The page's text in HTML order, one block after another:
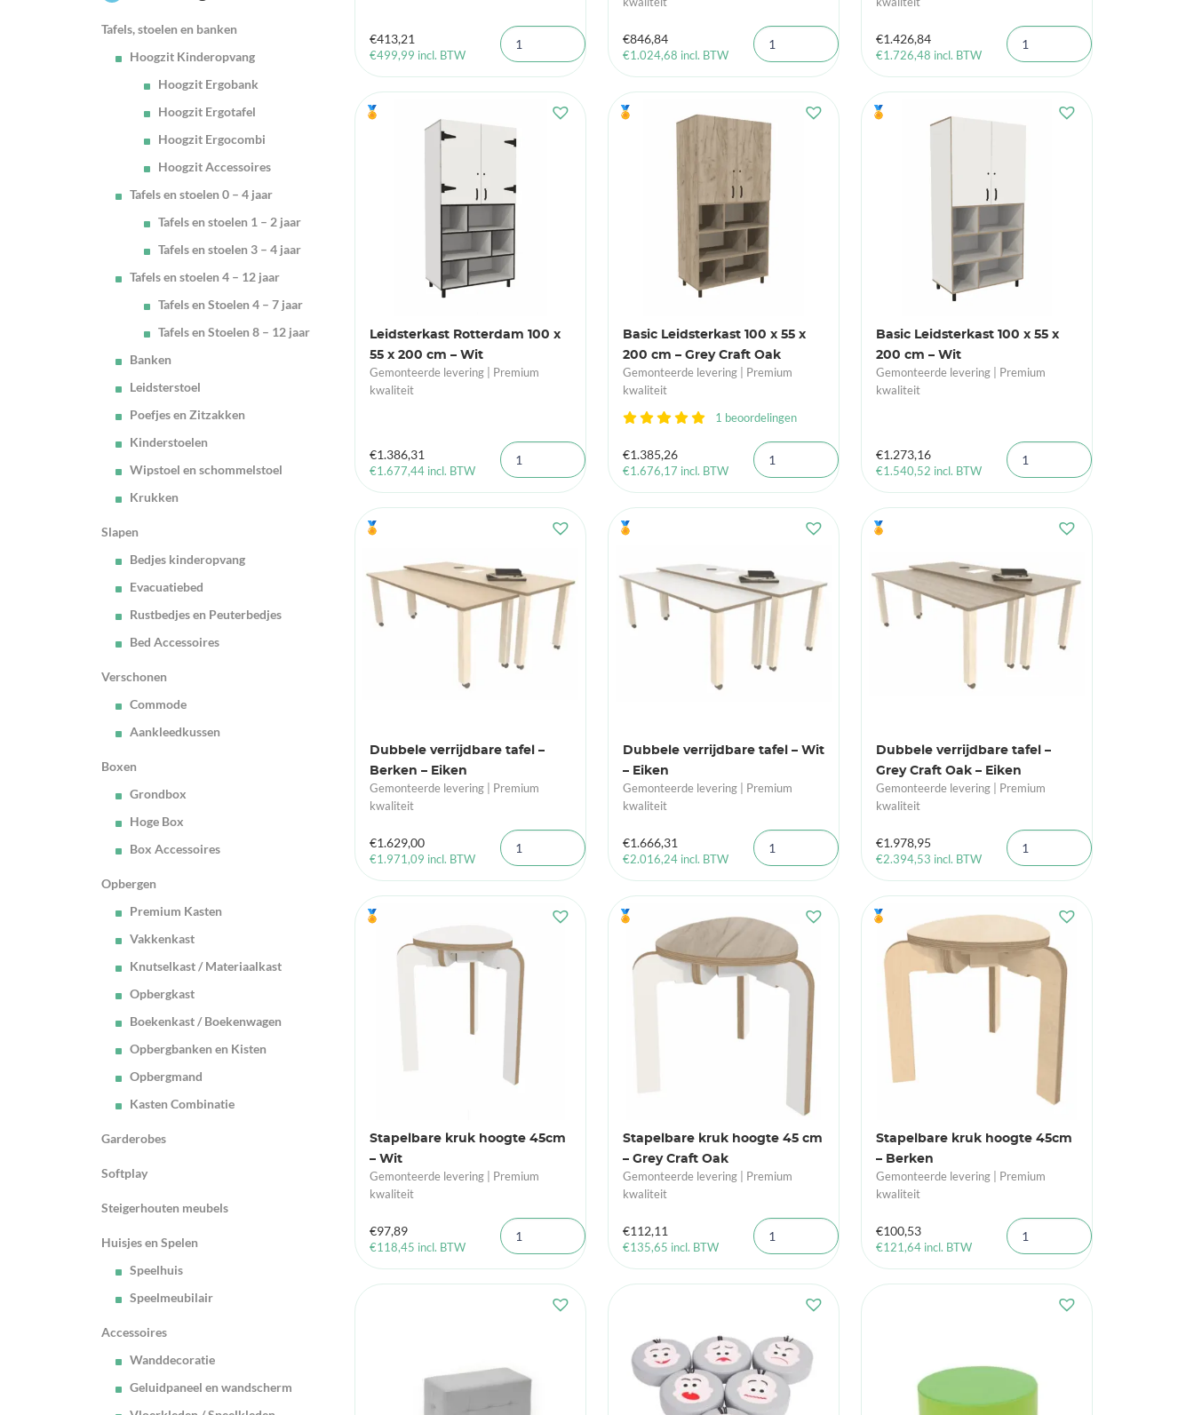
Tafels, stoelen en banken
Hoogzit Kinderopvang
Hoogzit Ergobank
Hoogzit Ergotafel
Hoogzit Ergocombi
Hoogzit Accessoires
Tafels en stoelen 0 – 4 jaar
Tafels en stoelen 1 – 2 jaar
Tafels en stoelen 3 – 4 jaar
Tafels en stoelen 4 – 12 jaar
Tafels en Stoelen 4 – 7 jaar
Tafels en Stoelen 8 – 12 jaar
Banken
Leidsterstoel
Poefjes en Zitzakken
Kinderstoelen
Wipstoel en schommelstoel
Krukken
Slapen
Bedjes kinderopvang
Evacuatiebed
Rustbedjes en Peuterbedjes
Bed Accessoires
Verschonen
Commode
Aankleedkussen
Boxen
Grondbox
Hoge Box
Box Accessoires
Opbergen
Premium Kasten
Vakkenkast
Knutselkast / Materiaalkast
Opbergkast
Boekenkast / Boekenwagen
Opbergbanken en Kisten
Opbergmand
Kasten Combinatie
Garderobes
Softplay
Steigerhouten meubels
Huisjes en Spelen
Speelhuis
Speelmeubilair
Accessoires
Wanddecoratie
Geluidpaneel en wandscherm
€413,21
€499,99 incl. BTW
€846,84
€1.024,68 incl. BTW
€1.426,84
€1.726,48 incl. BTW
🏅
Leidsterkast Rotterdam 100 x
55 x 200 cm – Wit
Gemonteerde levering | Premium
kwaliteit
€1.386,31
€1.677,44 incl. BTW
🏅
Basic Leidsterkast 100 x 55 x
200 cm – Grey Craft Oak
Gemonteerde levering | Premium
kwaliteit
1 beoordelingen
€1.385,26
€1.676,17 incl. BTW
🏅
Basic Leidsterkast 100 x 55 x
200 cm – Wit
Gemonteerde levering | Premium
kwaliteit
€1.273,16
€1.540,52 incl. BTW
🏅
Dubbele verrijdbare tafel –
Berken – Eiken
Gemonteerde levering | Premium
kwaliteit
€1.629,00
€1.971,09 incl. BTW
🏅
Dubbele verrijdbare tafel – Wit
– Eiken
Gemonteerde levering | Premium
kwaliteit
€1.666,31
€2.016,24 incl. BTW
🏅
Dubbele verrijdbare tafel –
Grey Craft Oak – Eiken
Gemonteerde levering | Premium
kwaliteit
€1.978,95
€2.394,53 incl. BTW
🏅
Stapelbare kruk hoogte 45cm
– Wit
Gemonteerde levering | Premium
kwaliteit
€97,89
€118,45 incl. BTW
🏅
Stapelbare kruk hoogte 45 cm
– Grey Craft Oak
Gemonteerde levering | Premium
kwaliteit
€112,11
€135,65 incl. BTW
🏅
Stapelbare kruk hoogte 45cm
– Berken
Gemonteerde levering | Premium
kwaliteit
€100,53
€121,64 incl. BTW